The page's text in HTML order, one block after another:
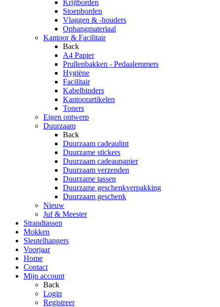
Krijtborden
Stoepborden
Vlaggen & -houders
Ophangmateriaal
Kantoor & Facilitair
Back
A4 Papier
Prullenbakken - Pedaalemmers
Hygiëne
Facilitair
Kabelbinders
Kantoorartikelen
Toners
Eigen ontwerp
Duurzaam
Back
Duurzaam cadeaulint
Duurzame stickers
Duurzaam cadeaupapier
Duurzaam verzenden
Duurzame tassen
Duurzame geschenkverpakking
Duurzaam geschenk
Nieuw
Juf & Meester
Strandtassen
Mokken
Sleutelhangers
Voorjaar
Home
Contact
Mijn account
Back
Login
Registreer